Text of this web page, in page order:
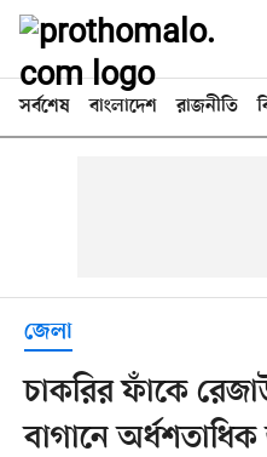
সর্বশেষ বাংলাদেশ রাজনীতি
জেলা
চাকরির ফাঁকে
বাগানে